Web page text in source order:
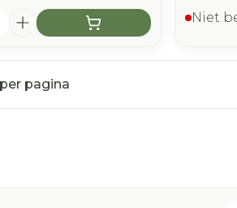
Niet
per pagina